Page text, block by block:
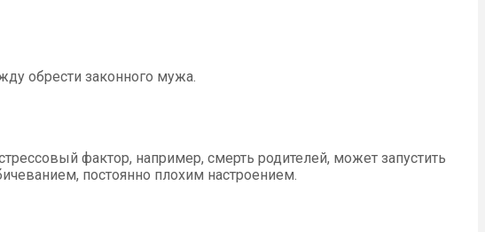
обрести законного мужа.
фактор, например, смерть родителей, может запустить
постоянно плохим настроением.